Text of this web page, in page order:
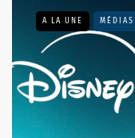
A LA UNE MÉDIAS